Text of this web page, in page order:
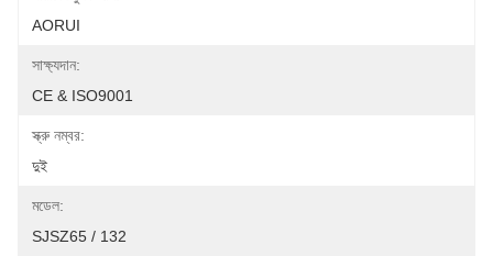
AORUI
সাক্ষ্যদান:
CE & ISO9001
স্ক্রু নম্বর:
দুই
মডেল:
SJSZ65 / 132